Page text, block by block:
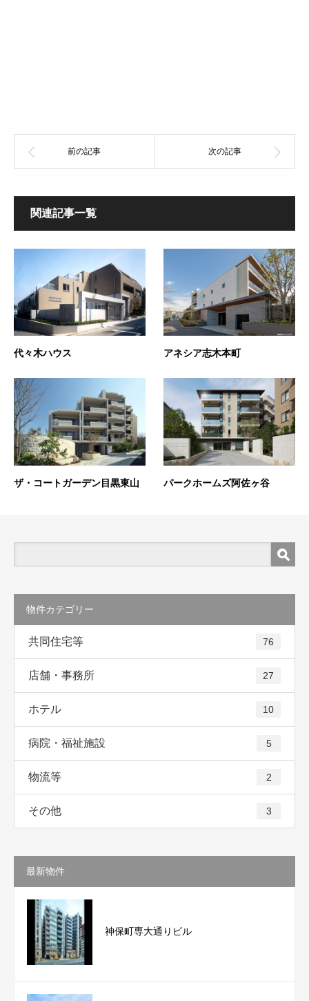
関連記事一覧
代々木ハウス アネシア志木本町
ザ・コートガーデン目黒東山 パークホームズ阿佐ヶ谷
物件カテゴリー
共同住宅等 76
店舗・事務所 27
ホテル 10
病院・福祉施設 5
物流等 2
その他 3
最新物件
神保町専大通りビル